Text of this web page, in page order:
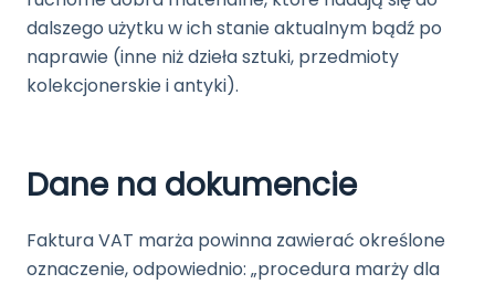
dalszego użytku w ich stanie aktualnym bądź po
naprawie (inne niż dzieła sztuki, przedmioty
kolekcjonerskie i antyki).
Dane na dokumencie
Faktura VAT marża powinna zawierać określone
oznaczenie, odpowiednio: „procedura marży dla